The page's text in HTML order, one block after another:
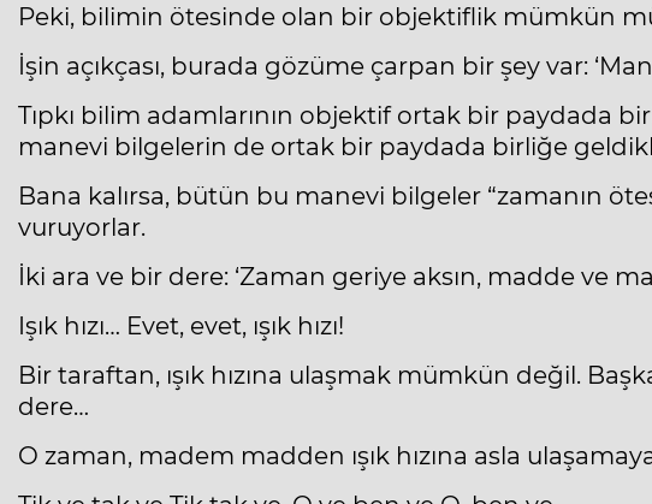
Peki, bilimin ötesinde olan bir objektiflik mümkün
İşin açıkçası, burada gözüme çarpan bir şey var:
Tıpkı bilim adamlarının objektif ortak bir paydada
manevi bilgelerin de ortak bir paydada birliğe
Bana kalırsa, bütün bu manevi bilgeler “zamanın
vuruyorlar.
İki ara ve bir dere: ‘Zaman geriye aksın, madde ve
Işık hızı… Evet, evet, ışık hızı!
Bir taraftan, ışık hızına ulaşmak mümkün değil.
dere…
O zaman, madem madden ışık hızına asla